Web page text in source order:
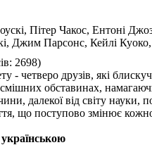
Пітер Чакос, Ентоні
Джим Парсонс, Кейлі
2698)
- четверо друзів, які
обставинах,
далекої від світу
що поступово змінює
українською